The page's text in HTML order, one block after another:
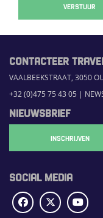
VERSTUUR
CONTACTEER
VAALBEEKSTRAAT, 3050
+32 (0)475 75 43 05 |
NIEUWSBRIEF
INSCHRIJVEN
SOCIAL MEDIA